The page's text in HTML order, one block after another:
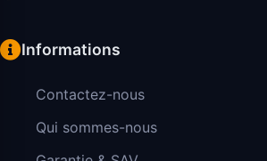
Informations
Contactez-nous
Qui sommes-nous